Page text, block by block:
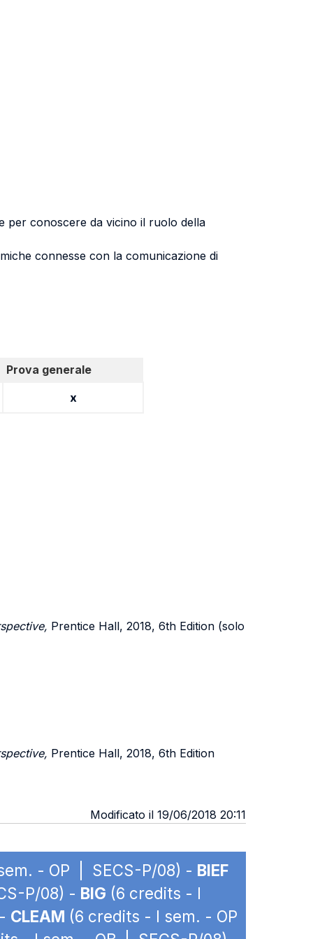
per conoscere da vicino il ruolo della
connesse con la comunicazione di
Prova generale
x
Prentice Hall, 2018, 6th Edition (solo
Prentice Hall, 2018, 6th Edition
Modificato il 19/06/2018 20:11
- OP | SECS-P/08) - BIEF
P/08) - BIG (6 credits - I
CLEAM (6 credits - I sem. - OP